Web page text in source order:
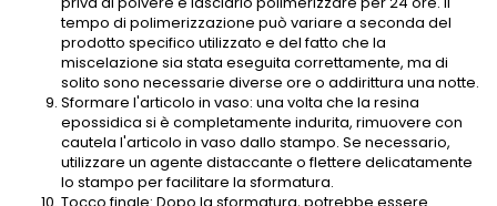
tempo di polimerizzazione può variare a seconda del
prodotto specifico utilizzato e del fatto che la
miscelazione sia stata eseguita correttamente, ma di
solito sono necessarie diverse ore o addirittura una notte.
Sformare l'articolo in vaso: una volta che la resina
epossidica si è completamente indurita, rimuovere con
cautela l'articolo in vaso dallo stampo. Se necessario,
utilizzare un agente distaccante o flettere delicatamente
lo stampo per facilitare la sformatura.